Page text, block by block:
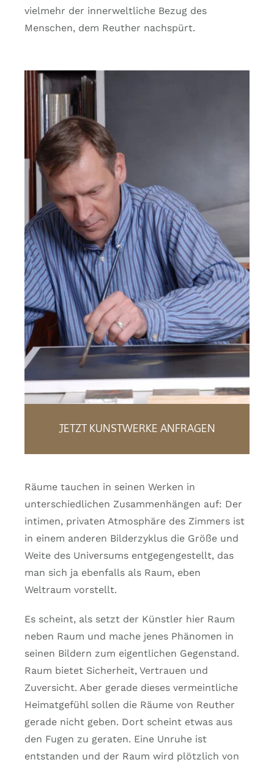
vielmehr der innerweltliche Bezug des
Menschen, dem Reuther nachspürt.
JETZT KUNSTWERKE ANFRAGEN
Räume tauchen in seinen Werken in
unterschiedlichen Zusammenhängen auf: Der
intimen, privaten Atmosphäre des Zimmers ist
in einem anderen Bilderzyklus die Größe und
Weite des Universums entgegengestellt, das
man sich ja ebenfalls als Raum, eben
Weltraum vorstellt.
Es scheint, als setzt der Künstler hier Raum
neben Raum und mache jenes Phänomen in
seinen Bildern zum eigentlichen Gegenstand.
Raum bietet Sicherheit, Vertrauen und
Zuversicht. Aber gerade dieses vermeintliche
Heimatgefühl sollen die Räume von Reuther
gerade nicht geben. Dort scheint etwas aus
den Fugen zu geraten. Eine Unruhe ist
entstanden und der Raum wird plötzlich von